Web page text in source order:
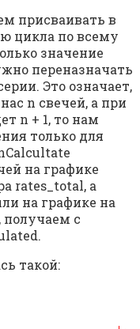
присваивать в
цикла по всему
значение
переназначать
Это означает,
n свечей, а при
n + 1, то нам
только для
на графике
rates_total, а
на графике на
с
такой: